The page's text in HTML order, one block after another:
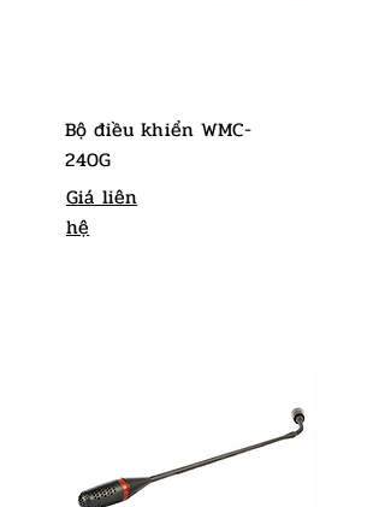
Bộ điều khiển WMC-
240G
Giá liên
hệ